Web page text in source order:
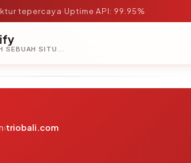
tepercaya·Uptime API: 99.95%
PERIKSA APAKAH SEBUAH SITUS AMAN, TEPERCAYA, DAN TERVERIFIKASI DALAM HITUNGAN DETIK.
›triobali.com